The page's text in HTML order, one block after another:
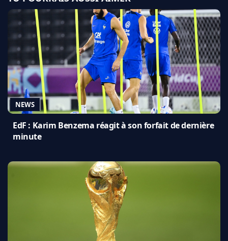
NEWS
EdF : Karim Benzema réagit à son forfait de dernière
minute